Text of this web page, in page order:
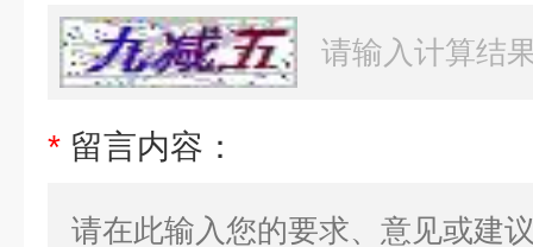
* 留言内容：